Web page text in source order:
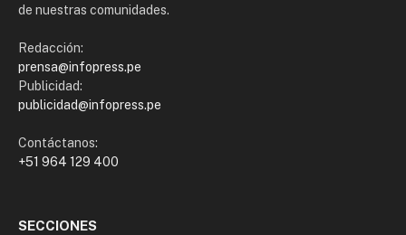
de nuestras comunidades.
Redacción:
prensa@infopress.pe
Publicidad:
publicidad@infopress.pe
Contáctanos:
+51 964 129 400
SECCIONES